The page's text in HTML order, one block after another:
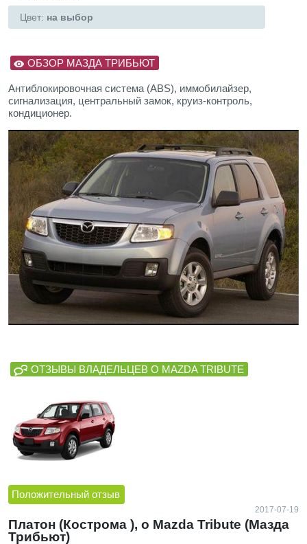
Цвет: на выбор
ОБЗОР МАЗДА ТРИБЬЮТ
Антиблокировочная система (ABS), иммобилайзер,
сигнализация, центральный замок, круиз-контроль,
кондиционер.
ОТЗЫВЫ ВЛАДЕЛЬЦЕВ О MAZDA TRIBUTE
Положительный отзыв
2017-07-19
Платон (Кострома ), о Mazda Tribute (Мазда
Трибьют)